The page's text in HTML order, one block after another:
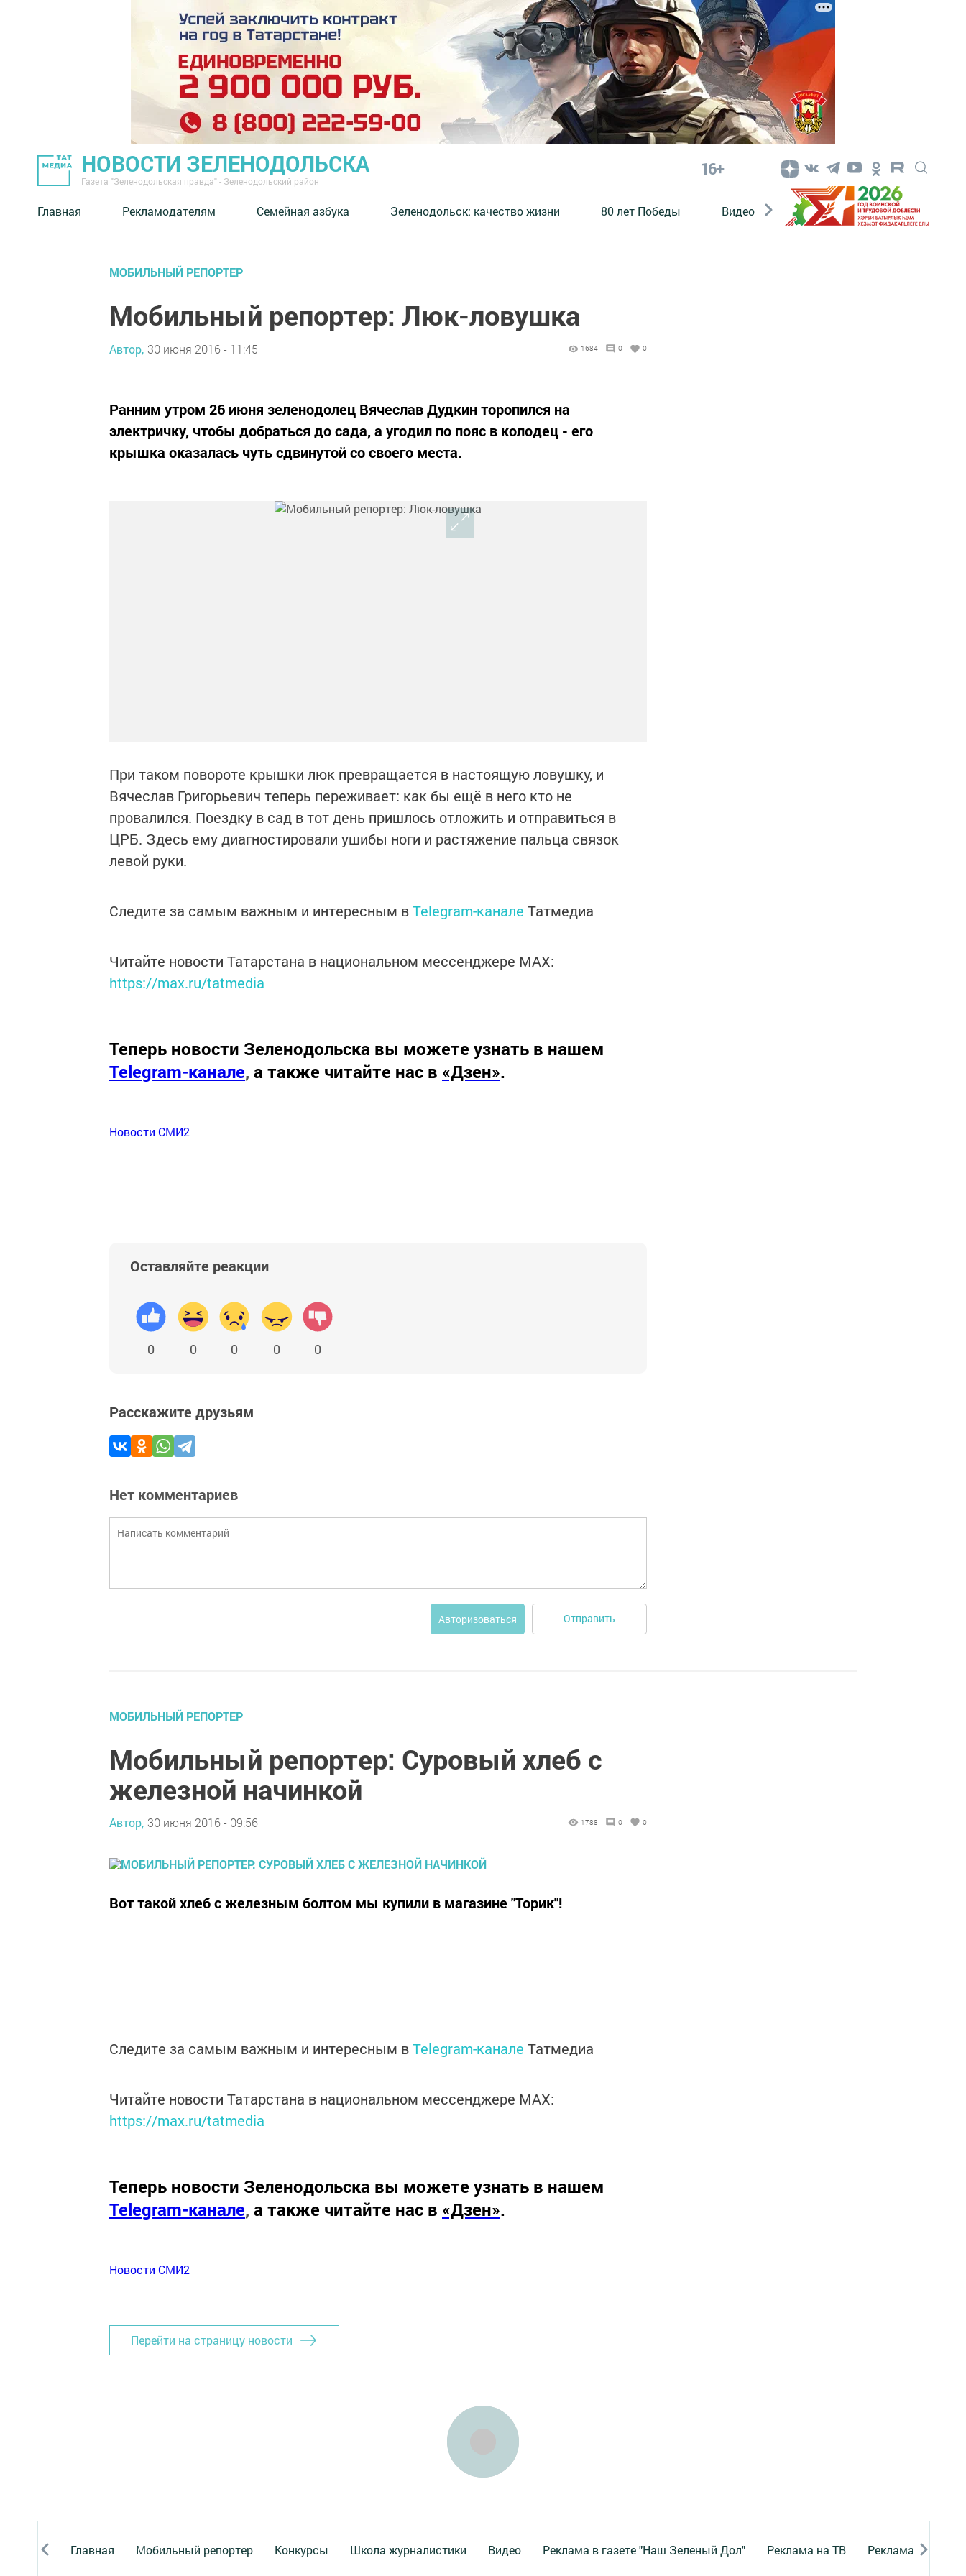
НОВОСТИ ЗЕЛЕНОДОЛЬСКА
Газета "Зеленодольская правда" - Зеленодольский район
16+
Главная Рекламодателям Семейная азбука ⁠Зеленодольск: качество жизни 80 лет Победы Видео Конкурсы ЭтноДети
МОБИЛЬНЫЙ РЕПОРТЕР
Мобильный репортер: Люк-ловушка
Автор, 30 июня 2016 - 11:45 1684 0 0
Ранним утром 26 июня зеленодолец Вячеслав Дудкин торопился на
электричку, чтобы добраться до сада, а угодил по пояс в колодец - его
крышка оказалась чуть сдвинутой со своего места.
При таком повороте крышки люк превращается в настоящую ловушку, и
Вячеслав Григорьевич теперь переживает: как бы ещё в него кто не
провалился. Поездку в сад в тот день пришлось отложить и отправиться в
ЦРБ. Здесь ему диагностировали ушибы ноги и растяжение пальца связок
левой руки.
Следите за самым важным и интересным вTelegram-канале Татмедиа
Читайте новости Татарстана в национальном мессенджере MАХ:
https://max.ru/tatmedia
Теперь новости Зеленодольска вы можете узнать в нашем
Telegram-канале, а также читайте нас в «Дзен».
Новости СМИ2
Оставляйте реакции
0 0 0 0 0
Расскажите друзьям
Нет комментариев
Авторизоваться Отправить
МОБИЛЬНЫЙ РЕПОРТЕР
Мобильный репортер: Суровый хлеб с
железной начинкой
Автор, 30 июня 2016 - 09:56 1788 0 0
Вот такой хлеб с железным болтом мы купили в магазине "Торик"!
Следите за самым важным и интересным вTelegram-канале Татмедиа
Читайте новости Татарстана в национальном мессенджере MАХ:
https://max.ru/tatmedia
Теперь новости Зеленодольска вы можете узнать в нашем
Telegram-канале, а также читайте нас в «Дзен».
Новости СМИ2
Перейти на страницу новости
Главная Мобильный репортер Конкурсы Школа журналистики Видео Реклама в газете "Наш Зеленый Дол" Реклама на ТВ Реклама в